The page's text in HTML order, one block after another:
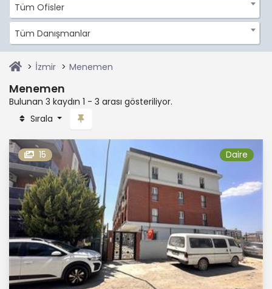
Tüm Ofisler
Tüm Danışmanlar
İzmir Menemen
Menemen
Bulunan 3 kaydın 1 - 3 arası gösteriliyor.
Sırala
15 Daire